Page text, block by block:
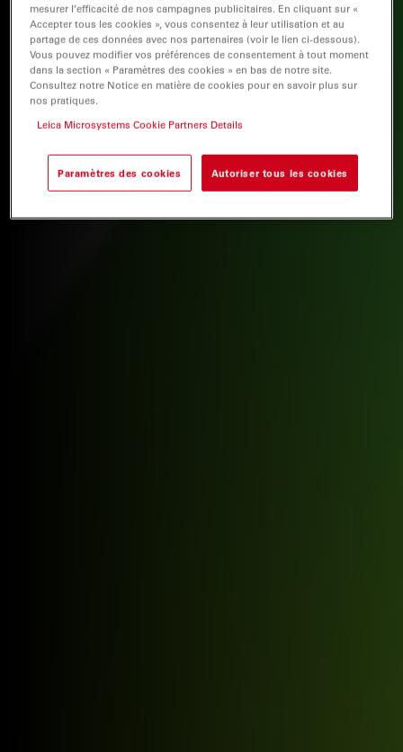
mesurer l’efficacité de nos campagnes publicitaires. En cliquant sur «
Accepter tous les cookies », vous consentez à leur utilisation et au
partage de ces données avec nos partenaires (voir le lien ci-dessous).
Vous pouvez modifier vos préférences de consentement à tout moment
dans la section « Paramètres des cookies » en bas de notre site.
Consultez notre Notice en matière de cookies pour en savoir plus sur
nos pratiques.
Leica Microsystems Cookie Partners Details
Paramètres des cookies Autoriser tous les cookies